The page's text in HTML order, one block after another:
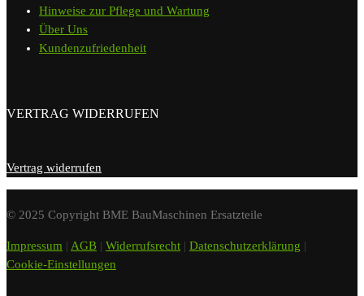
Hinweise zur Pflege und Wartung
Über Uns
Kundenzufriedenheit
VERTRAG WIDERRUFEN
Vertrag widerrufen
© 2025 Copyright BME BauMaschinen Ersatzteile
Impressum | AGB | Widerrufsrecht | Datenschutzerklärung |
Cookie-Einstellungen